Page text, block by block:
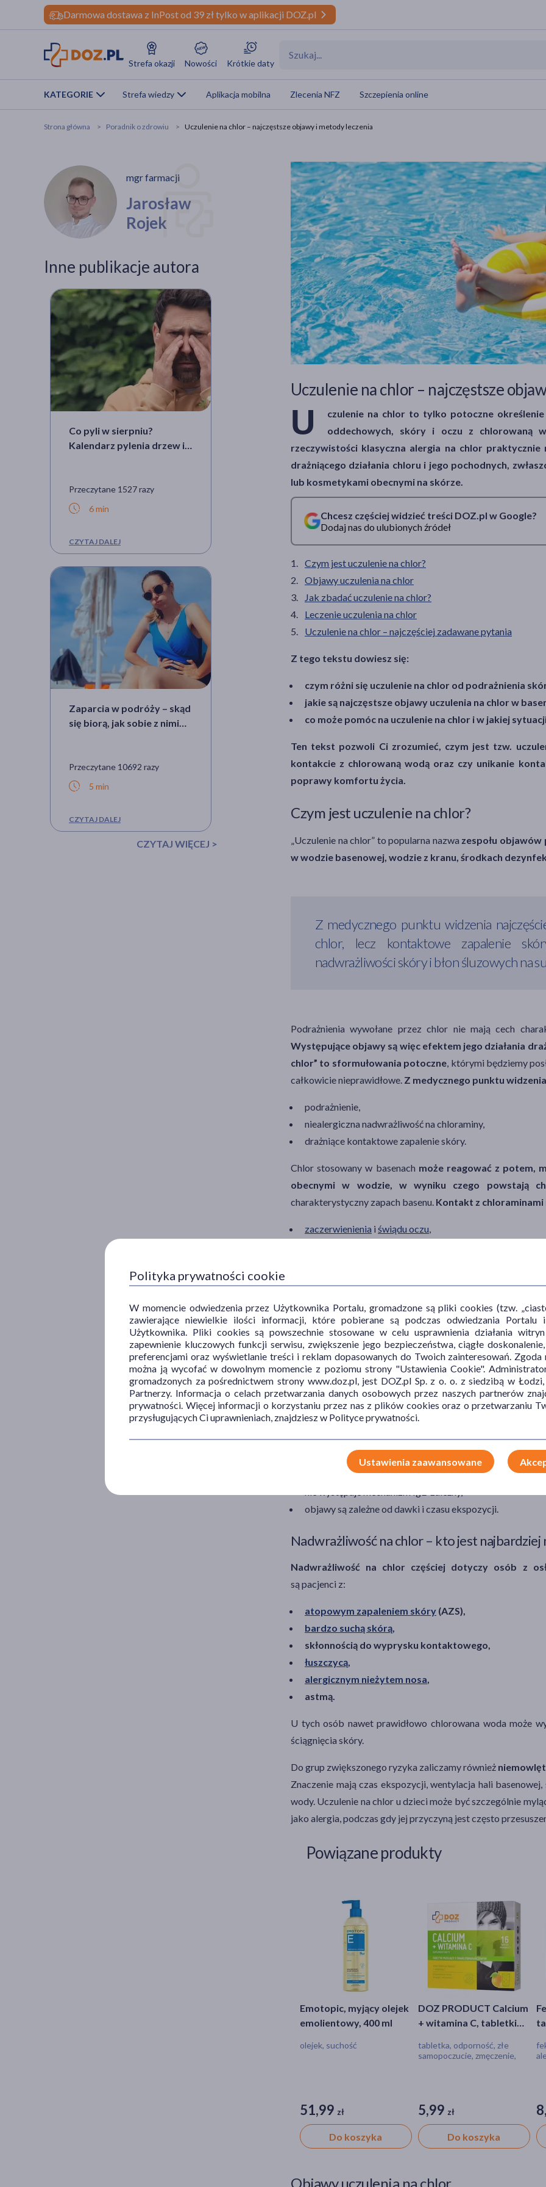
Darmowa dostawa z InPost od 39 zł tylko w aplikacji DOZ.pl
Strefa okazji Nowości Krótkie daty
KATEGORIE Strefa wiedzy Aplikacja mobilna Zlecenia NFZ Szczepienia online
Strona główna Poradnik o zdrowiu Uczulenie na chlor – najczęstsze objawy i metody leczenia
Uczulenie na chlor – najczęstsze
U
czulenie na chlor to tylko potoczne
oddechowych, skóry i oczu z chlorowaną
rzeczywistości klasyczna alergia na chlor
drażniącego działania chloru i jego pochodnych,
lub kosmetykami obecnymi na skórze.
Chcesz częściej widzieć treści DOZ.pl w Google?
Dodaj nas do ulubionych źródeł
Czym jest uczulenie na chlor?
Objawy uczulenia na chlor
Jak zbadać uczulenie na chlor?
Leczenie uczulenia na chlor
Uczulenie na chlor – najczęściej zadawane pytania
Z tego tekstu dowiesz się:
czym różni się uczulenie na chlor od podrażnienia
jakie są najczęstsze objawy uczulenia na chlor w
co może pomóc na uczulenie na chlor i w jakiej
Ten tekst pozwoli Ci zrozumieć, czym jest tzw.
kontakcie z chlorowaną wodą oraz czy unikanie
poprawy komfortu życia.
Czym jest uczulenie na chlor?
„Uczulenie na chlor” to popularna nazwa zespołu
w wodzie basenowej, wodzie z kranu, środkach
Z medycznego punktu widzenia
chlor, lecz kontaktowe zapalenie
nadwrażliwości skóry i błon śluzowych na
Podrażnienia wywołane przez chlor nie mają cech
Występujące objawy są więc efektem jego działania
chlor” to sformułowania potoczne, którymi będziemy
całkowicie nieprawidłowe. Z medycznego punktu
podrażnienie,
niealergiczna nadwrażliwość na chloraminy,
drażniące kontaktowe zapalenie skóry.
Chlor stosowany w basenach może reagować z potem,
obecnymi w wodzie, w wyniku czego powstają
charakterystyczny zapach basenu. Kontakt z
zaczerwienienia i świądu oczu,
nasilenia objawówastmy.
Czytaj także:Alergia na sierść – czy
W przeciwieństwie do reakcji alergicznych:
nie dochodzi do swoistej odpowiedzi immunologicznej,
objawy są zależne od dawki i czasu ekspozycji.
Nadwrażliwość na chlor – kto jest najbardziej
Nadwrażliwość na chlor częściej dotyczy osób z
są pacjenci z:
atopowym zapaleniem skóry (AZS),
bardzo suchą skórą,
skłonnością do wyprysku kontaktowego,
łuszczycą,
alergicznym nieżytem nosa,
astmą.
U tych osób nawet prawidłowo chlorowana woda może
ściągnięcia skóry.
Do grup zwiększonego ryzyka zaliczamy również
Znaczenie mają czas ekspozycji, wentylacja hali
wody. Uczulenie na chlor u dzieci może być szczególnie
jako alergia, podczas gdy jej przyczyną jest często
Powiązane produkty
Emotopic, myjący olejek
emolientowy, 400 ml
olejek, suchość
51,99 zł
Do koszyka
DOZ PRODUCT Calcium
+ witamina C, tabletki
pomarańczowym, 16
tabletka, odporność, złe
samopoczucie, zmęczenie,
5,99 zł
Do koszyka
Objawy uczulenia na chlor
mgr farmacji
Jarosław
Rojek
Inne publikacje autora
Co pyli w sierpniu?
Kalendarz pylenia drzew i
Przeczytane 1527 razy
6 min
CZYTAJ DALEJ
Zaparcia w podróży – skąd
się biorą, jak sobie z nimi
Przeczytane 10692 razy
5 min
CZYTAJ DALEJ
CZYTAJ WIĘCEJ >
Polityka prywatności cookie
W momencie odwiedzenia przez Użytkownika Portalu, gromadzone są pliki cookies (tzw.
zawierające niewielkie ilości informacji, które pobierane są podczas odwiedzania Portalu
Użytkownika. Pliki cookies są powszechnie stosowane w celu usprawnienia działania
zapewnienie kluczowych funkcji serwisu, zwiększenie jego bezpieczeństwa, ciągłe
preferencjami oraz wyświetlanie treści i reklam dopasowanych do Twoich zainteresowań.
można ją wycofać w dowolnym momencie z poziomu strony "Ustawienia Cookie".
gromadzonych za pośrednictwem strony www.doz.pl, jest DOZ.pl Sp. z o. o. z siedzibą w
Partnerzy. Informacja o celach przetwarzania danych osobowych przez naszych partnerów
prywatności. Więcej informacji o korzystaniu przez nas z plików cookies oraz o przetwarzaniu
przysługujących Ci uprawnieniach, znajdziesz w Polityce prywatności.
Ustawienia zaawansowane